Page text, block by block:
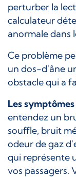
perturber la
calculateur
anormale dans
Ce problème
un dos-d'âne
obstacle qui a
Les
entendez un
souffle, bruit
odeur de gaz
qui représente
vos passagers.